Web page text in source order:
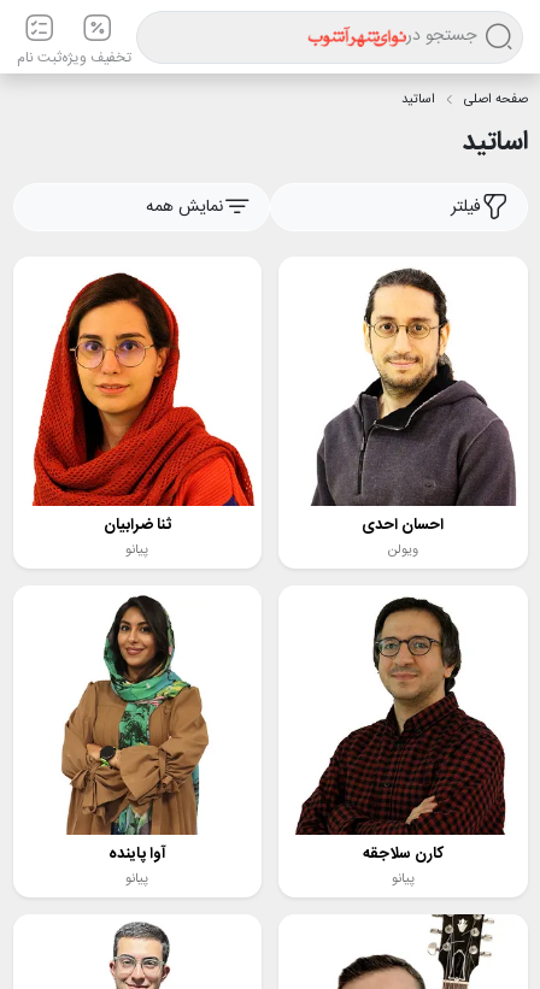
جستجو در
تخفیف ویژهثبت نام
صفحه اصلی اساتید
اساتید
فیلتر نمایش همه
احسان احدی
ویولن
ثنا ضرابیان
پیانو
کارن سلاجقه
پیانو
آوا پاینده
پیانو